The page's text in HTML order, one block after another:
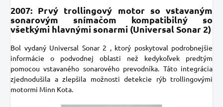
2007: Prvý trollingový motor so vstavaným
sonarovým snímačom kompatibilný so
všetkými hlavnými sonarmi (Universal Sonar 2)
Bol vydaný Universal Sonar 2 , ktorý poskytoval podrobnejšie
informácie o podvodnej oblasti než kedykoľvek predtým
pomocou vstavaného sonarového prevodníka. Táto integrácia
zjednodušila a zlepšila možnosti detekcie rýb trollingovými
motormi Minn Kota.